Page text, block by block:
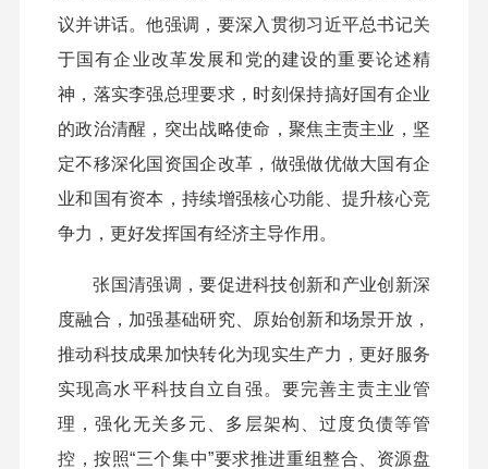
议并讲话。他强调，要深入贯彻习近平总书记关
于国有企业改革发展和党的建设的重要论述精
神，落实李强总理要求，时刻保持搞好国有企业
的政治清醒，突出战略使命，聚焦主责主业，坚
定不移深化国资国企改革，做强做优做大国有企
业和国有资本，持续增强核心功能、提升核心竞
争力，更好发挥国有经济主导作用。
张国清强调，要促进科技创新和产业创新深
度融合，加强基础研究、原始创新和场景开放，
推动科技成果加快转化为现实生产力，更好服务
实现高水平科技自立自强。要完善主责主业管
理，强化无关多元、多层架构、过度负债等管
控，按照“三个集中”要求推进重组整合、资源盘